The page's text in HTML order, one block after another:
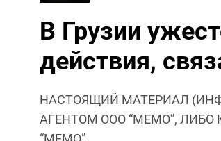
В Грузии
действия,
НАСТОЯЩИЙ МАТЕРИАЛ
АГЕНТОМ ООО “МЕМО”,